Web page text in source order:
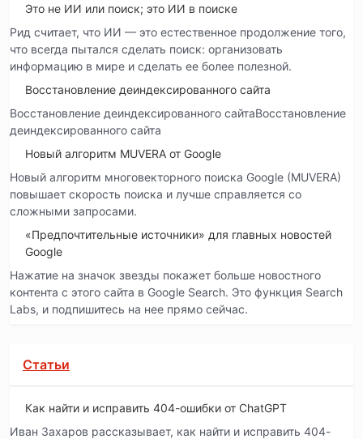
Это не ИИ или поиск; это ИИ в поиске
Рид считает, что ИИ — это естественное продолжение того,
что всегда пытался сделать поиск: организовать
информацию в мире и сделать ее более полезной.
Восстановление деиндексированного сайта
Восстановление деиндексированного сайтаВосстановление
деиндексированного сайта
Новый алгоритм MUVERA от Google
Новый алгоритм многовекторного поиска Google (MUVERA)
повышает скорость поиска и лучше справляется со
сложными запросами.
«Предпочтительные источники» для главных новостей
Google
Нажатие на значок звезды покажет больше новостного
контента с этого сайта в Google Search. Это функция Search
Labs, и подпишитесь на нее прямо сейчас.
Статьи
Как найти и исправить 404-ошибки от ChatGPT
Иван Захаров рассказывает, как найти и исправить 404-